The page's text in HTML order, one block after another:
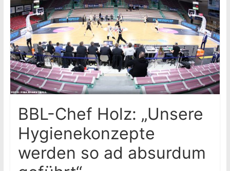
BBL-Chef Holz: „Unsere
Hygienekonzepte
werden so ad absurdum